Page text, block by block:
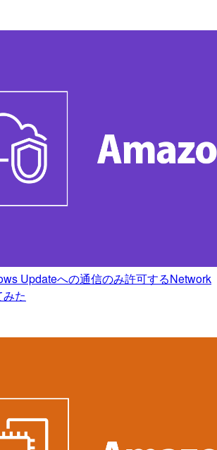
Updateへの通信のみ許可するNetwork
た